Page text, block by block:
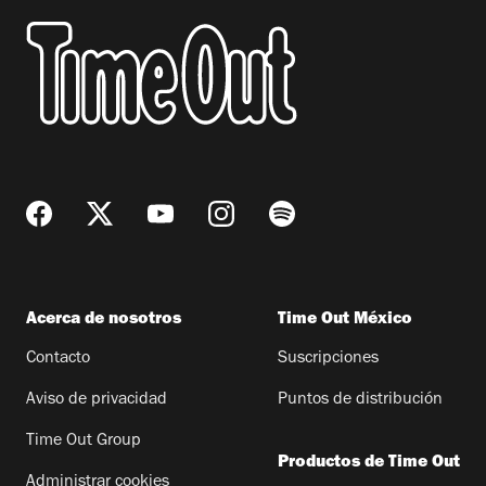
Acerca de nosotros
Contacto
Aviso de privacidad
Time Out Group
Time Out México
Suscripciones
Puntos de distribución
Productos de Time Out